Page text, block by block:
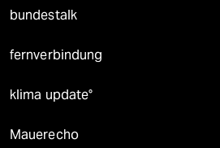
bundestalk
fernverbindung
klima update°
Mauerecho